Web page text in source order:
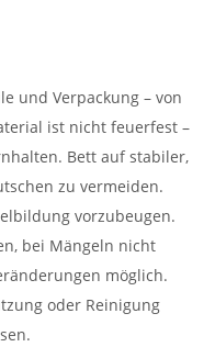
und Verpackung – von
ist nicht feuerfest –
Bett auf stabiler,
zu vermeiden.
vorzubeugen.
bei Mängeln nicht
möglich.
oder Reinigung